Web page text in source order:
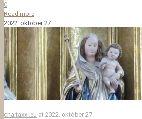
0
Read more
2022. október 27.
chartaxxi.eu at 2022. október 27.